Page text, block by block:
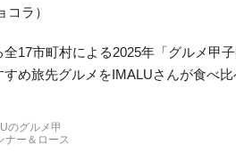
ラ）
17市町村による2025年「グルメ甲
め旅先グルメをIMALUさんが食べ比
のグルメ甲
ナー＆ロース